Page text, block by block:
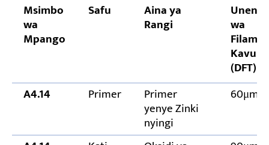
Msimbo
wa
Mpango
Safu Aina ya
Rangi
Unene
wa
Filamu
Kavu
(DFT)
A4.14
Primer Primer
yenye Zinki
nyingi
60μm